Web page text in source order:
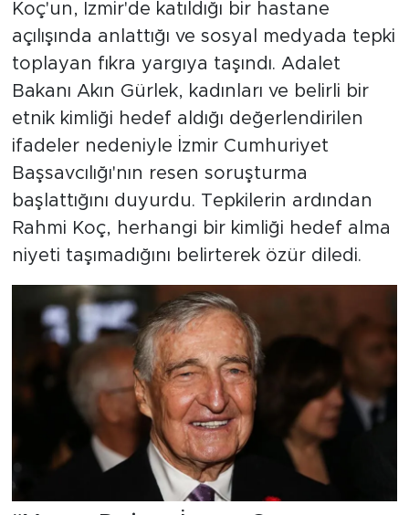
Koç'un, İzmir'de katıldığı bir hastane
açılışında anlattığı ve sosyal medyada tepki
toplayan fıkra yargıya taşındı. Adalet
Bakanı Akın Gürlek, kadınları ve belirli bir
etnik kimliği hedef aldığı değerlendirilen
ifadeler nedeniyle İzmir Cumhuriyet
Başsavcılığı'nın resen soruşturma
başlattığını duyurdu. Tepkilerin ardından
Rahmi Koç, herhangi bir kimliği hedef alma
niyeti taşımadığını belirterek özür diledi.